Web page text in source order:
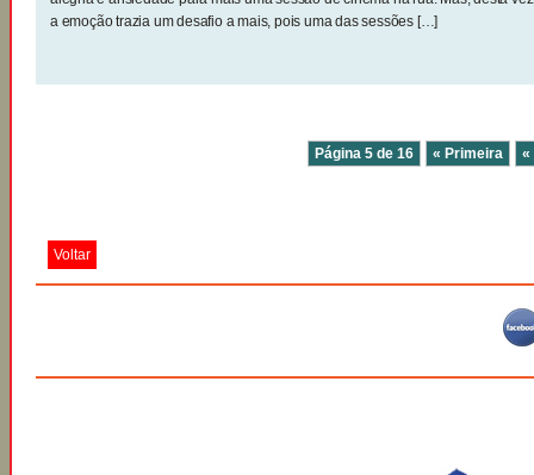
a emoção trazia um desafio a mais, pois uma das sessões […]
Página 5 de 16 « Primeira «
Voltar